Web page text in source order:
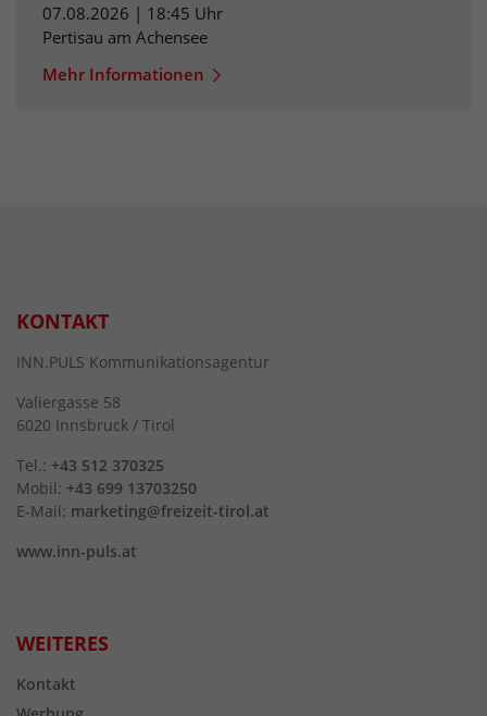
07.08.2026 | 18:45 Uhr
Pertisau am Achensee
Mehr Informationen
KONTAKT
INN.PULS Kommunikationsagentur
Valiergasse 58
6020 Innsbruck / Tirol
Tel.: +43 512 370325
Mobil: +43 699 13703250
E-Mail: marketing@freizeit-tirol.at
www.inn-puls.at
WEITERES
Kontakt